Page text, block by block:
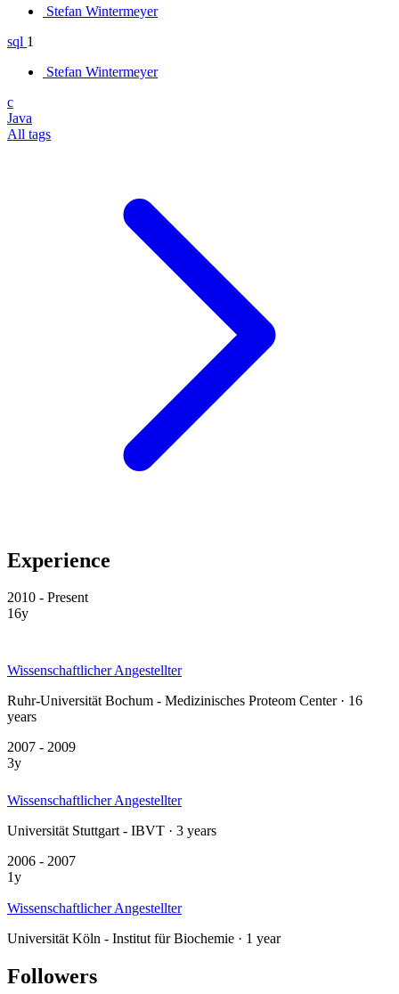
Stefan Wintermeyer
sql 1
Stefan Wintermeyer
c
Java
All tags
Experience
2010 - Present
16y
Wissenschaftlicher Angestellter
Ruhr-Universität Bochum - Medizinisches Proteom Center · 16
years
2007 - 2009
3y
Wissenschaftlicher Angestellter
Universität Stuttgart - IBVT · 3 years
2006 - 2007
1y
Wissenschaftlicher Angestellter
Universität Köln - Institut für Biochemie · 1 year
Followers